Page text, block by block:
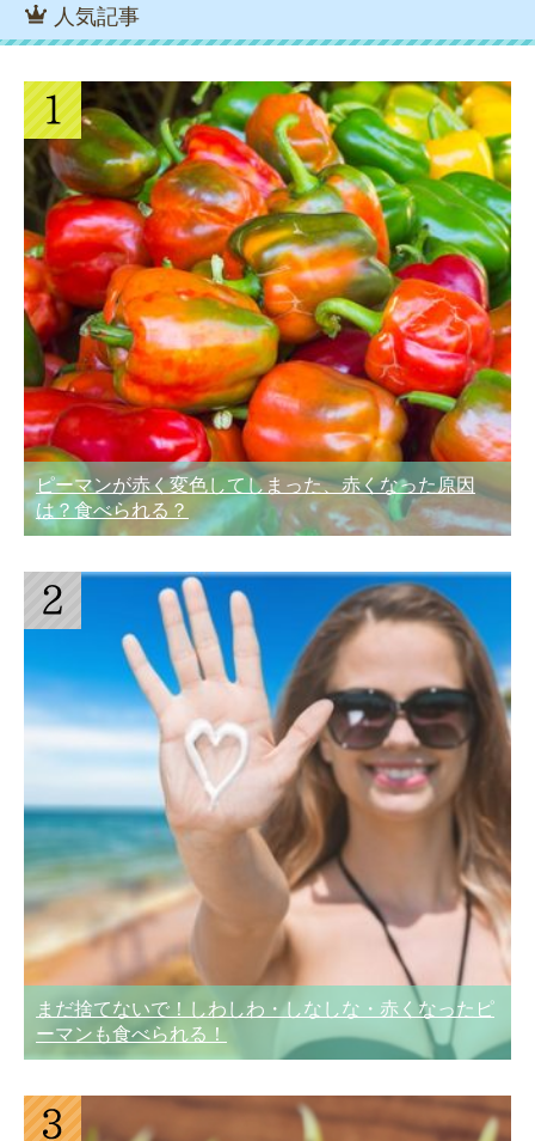
人気記事
ピーマンが赤く変色してしまった、赤くなった原因
は？食べられる？
まだ捨てないで！しわしわ・しなしな・赤くなったピ
ーマンも食べられる！